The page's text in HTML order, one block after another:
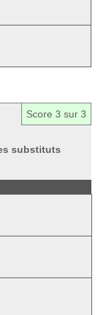
Score 3 sur 3
substituts